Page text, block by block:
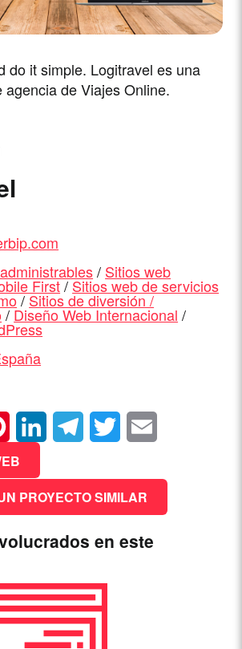
do it simple. Logitravel es una
agencia de Viajes Online.
/ Sitios web
First/Sitios web de servicios
/Sitios de diversión /
/Diseño Web Internacional /
LinkedIn
PROYECTO SIMILAR
en este